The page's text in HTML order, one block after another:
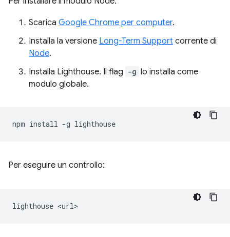
Scarica Google Chrome per computer.
Installa la versione Long-Term Support corrente di
Node.
Installa Lighthouse. Il flag -g lo installa come
modulo globale.
npm install -g
Per eseguire un controllo:
lighthouse